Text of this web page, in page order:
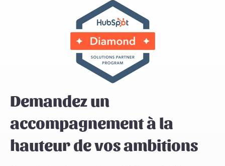
Demandez un
accompagnement à la
hauteur de vos ambitions